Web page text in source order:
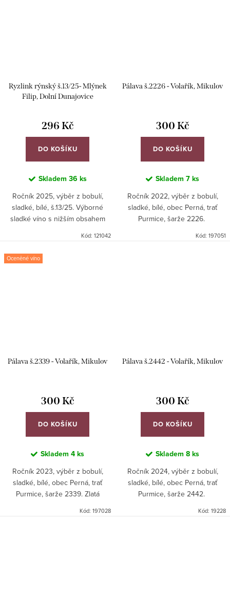
Ryzlink rýnský š.13/25- Mlýnek
Filip, Dolní Dunajovice
296 Kč
DO KOŠÍKU
Skladem 36 ks
Ročník 2025, výběr z bobulí,
sladké, bílé, š.13/25. Výborné
sladké víno s nižším obsahem
Kód: 121042
Pálava š.2226 - Volařík, Mikulov
300 Kč
DO KOŠÍKU
Skladem 7 ks
Ročník 2022, výběr z bobulí,
sladké, bílé, obec Perná, trať
Purmice, šarže 2226.
Kód: 197051
Oceněné víno
Pálava š.2339 - Volařík, Mikulov
300 Kč
DO KOŠÍKU
Skladem 4 ks
Ročník 2023, výběr z bobulí,
sladké, bílé, obec Perná, trať
Purmice, šarže 2339. Zlatá
Kód: 197028
Pálava š.2442 - Volařík, Mikulov
300 Kč
DO KOŠÍKU
Skladem 8 ks
Ročník 2024, výběr z bobulí,
sladké, bílé, obec Perná, trať
Purmice, šarže 2442.
Kód: 19228